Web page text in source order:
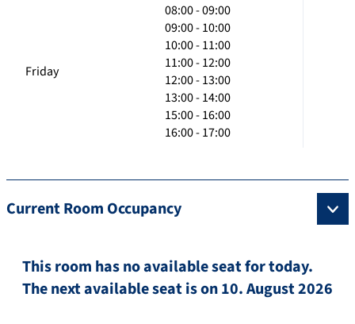
Friday
08:00 - 09:00
09:00 - 10:00
10:00 - 11:00
11:00 - 12:00
12:00 - 13:00
13:00 - 14:00
15:00 - 16:00
16:00 - 17:00
Current Room Occupancy
This room has no available seat for today.
The next available seat is on 10. August 2026